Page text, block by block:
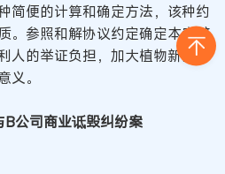
简便的计算和确定方法，该种约
。参照和解协议约定确定本案赔
人的举证负担，加大植物新品种
义。
公司商业诋毁纠纷案